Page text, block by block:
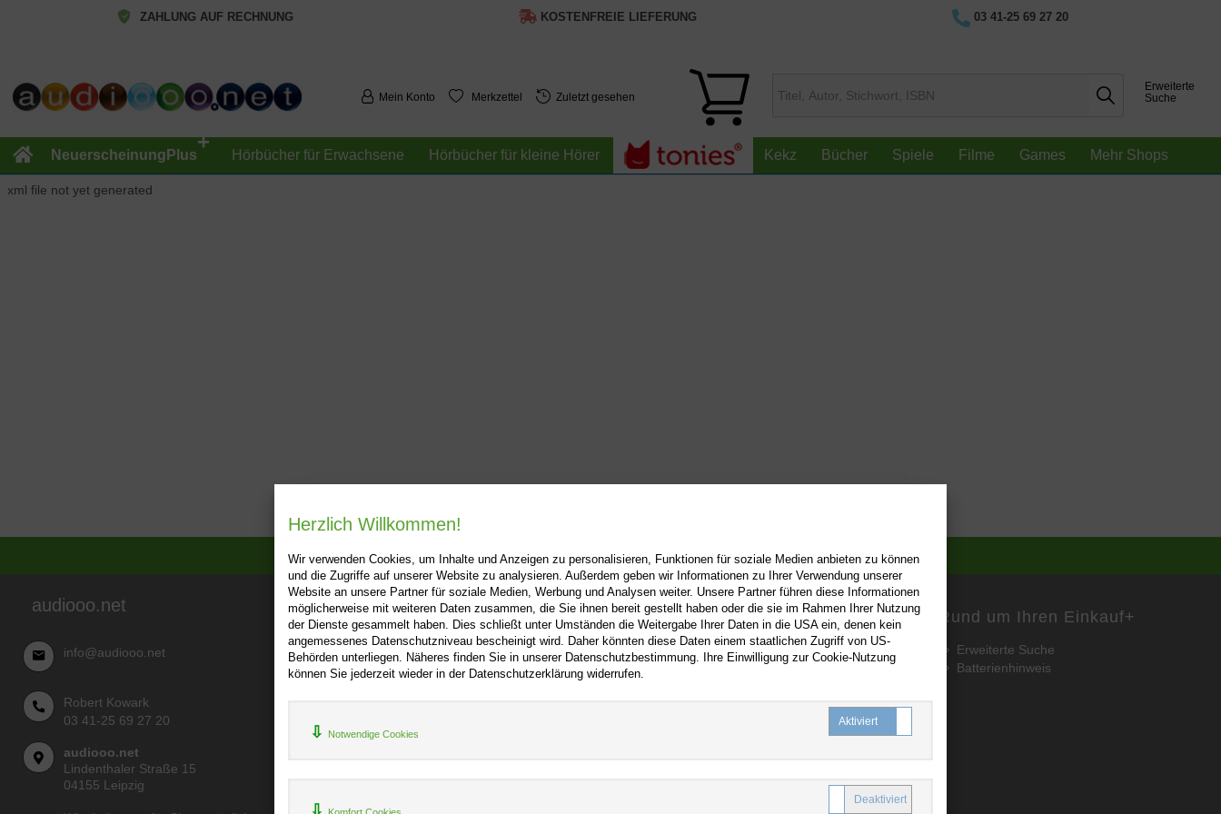
ZAHLUNG AUF RECHNUNG KOSTENFREIE LIEFERUNG 03 41-25 69 27 20
Mein Konto Merkzettel Zuletzt gesehen
Erweiterte
Suche
NeuerscheinungPlus
+
Hörbücher für Erwachsene Hörbücher für kleine Hörer Kekz Bücher Spiele Filme Games Mehr Shops
xml file not yet generated
audiooo.net
info@audiooo.net
Robert Kowark
03 41-25 69 27 20
audiooo.net
Lindenthaler Straße 15
04155 Leipzig
Über audiooo.net+
AGB
Impressum
Hilfe+
Kontakt
Newsletter
Rund um Ihren Einkauf+
Erweiterte Suche
Batterienhinweis
Herzlich Willkommen!
Wir verwenden Cookies, um Inhalte und Anzeigen zu personalisieren, Funktionen für soziale Medien anbieten zu können
und die Zugriffe auf unserer Website zu analysieren. Außerdem geben wir Informationen zu Ihrer Verwendung unserer
Website an unsere Partner für soziale Medien, Werbung und Analysen weiter. Unsere Partner führen diese Informationen
möglicherweise mit weiteren Daten zusammen, die Sie ihnen bereit gestellt haben oder die sie im Rahmen Ihrer Nutzung
der Dienste gesammelt haben. Dies schließt unter Umständen die Weitergabe Ihrer Daten in die USA ein, denen kein
angemessenes Datenschutzniveau bescheinigt wird. Daher könnten diese Daten einem staatlichen Zugriff von US-
Behörden unterliegen. Näheres finden Sie in unserer Datenschutzbestimmung. Ihre Einwilligung zur Cookie-Nutzung
können Sie jederzeit wieder in der Datenschutzerklärung widerrufen.
Notwendige Cookies